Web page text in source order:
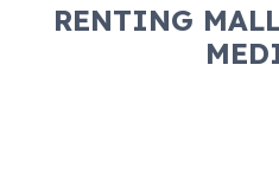
RENTING